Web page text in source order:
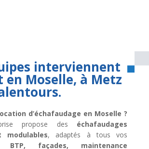
interviennent
Moselle, à Metz
d’échafaudage en Moselle ?
propose des échafaudages
modulables, adaptés à tous vos
: BTP, façades, maintenance